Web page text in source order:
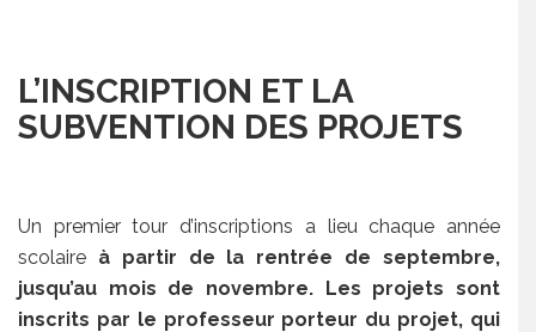
L’INSCRIPTION ET LA
SUBVENTION DES PROJETS
Un premier tour d’inscriptions a lieu chaque année
scolaire à partir de la rentrée de septembre,
jusqu’au mois de novembre. Les projets sont
inscrits par le professeur porteur du projet, qui